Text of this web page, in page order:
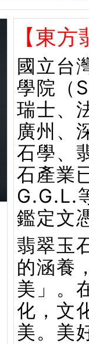
【東
國立台
學院（
瑞士、
廣州、
石學、
石產業
G.G.L.
鑑定文
翡翠玉
的涵養
美」。
化，文
美。美